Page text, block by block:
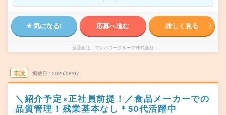
気になる! 応募へ進む 詳しく見る
派遣会社 マンパワーグループ株式会社
未読 掲載日 2026/08/07
＼紹介予定×正社員前提！／食品メーカーでの
品質管理！残業基本なし＊50代活躍中